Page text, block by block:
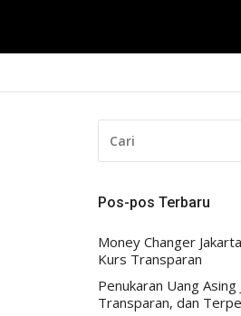
UNTUK:
Pos-pos Terbaru
Money Changer
Kurs Transparan
Penukaran Uang Asing
Transparan, dan